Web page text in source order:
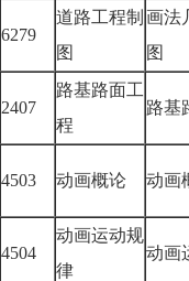
6279
道路工程制
图
画法
图
2407
路基路面工
程
路
4503 动画概论 动
4504
动画运动规
律
动画